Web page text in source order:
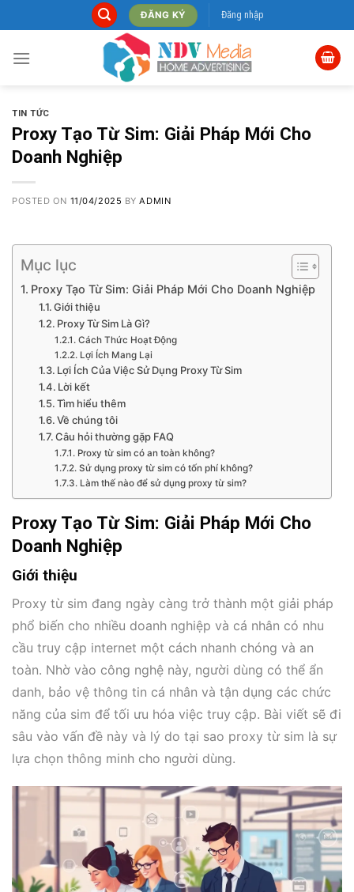
to
content
ĐĂNG KÝ Đăng nhập
TIN TỨC
Proxy Tạo Từ Sim: Giải Pháp Mới Cho
Doanh Nghiệp
POSTED ON 11/04/2025 BYADMIN
Mục lục
Proxy Tạo Từ Sim: Giải Pháp Mới Cho Doanh Nghiệp
Giới thiệu
Proxy Từ Sim Là Gì?
Cách Thức Hoạt Động
Lợi Ích Mang Lại
Lợi Ích Của Việc Sử Dụng Proxy Từ Sim
Lời kết
Tìm hiểu thêm
Về chúng tôi
Câu hỏi thường gặp FAQ
Proxy từ sim có an toàn không?
Sử dụng proxy từ sim có tốn phí không?
Làm thế nào để sử dụng proxy từ sim?
Proxy Tạo Từ Sim: Giải Pháp Mới Cho
Doanh Nghiệp
Giới thiệu
Proxy từ sim đang ngày càng trở thành một giải pháp
phổ biến cho nhiều doanh nghiệp và cá nhân có nhu
cầu truy cập internet một cách nhanh chóng và an
toàn. Nhờ vào công nghệ này, người dùng có thể ẩn
danh, bảo vệ thông tin cá nhân và tận dụng các chức
năng của sim để tối ưu hóa việc truy cập. Bài viết sẽ đi
sâu vào vấn đề này và lý do tại sao proxy từ sim là sự
lựa chọn thông minh cho người dùng.